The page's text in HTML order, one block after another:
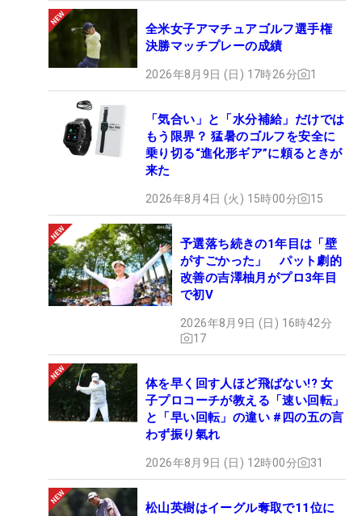
全米女子アマチュアゴルフ選手権
決勝マッチプレーの成績
2026年8月9日 (日) 17時26分 1
「気合い」と「水分補給」だけでは
もう限界？ 猛暑のゴルフを安全に
乗り切る“進化形ギア”に頼るときが
来た
2026年8月4日 (火) 15時00分 15
予選落ち続きの1年目は「壁
がすごかった」 パット劇的
改善の吉澤柚月がプロ3年目
で初V
2026年8月9日 (日) 16時42分
17
体を早く回す人ほど飛ばない!? 女
子プロコーチが教える「速い回転」
と「早い回転」の違い #四の五の言
わず振り氣れ
2026年8月9日 (日) 12時00分 31
松山英樹はイーグル奪取で11位に